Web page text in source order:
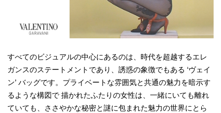
すべてのビジュアルの中心にあるのは、時代を超越するエレ
ガンスのステートメントであり、誘惑の象徴でもある ‘ヴェイ
ン’ バッグです。プライベートな雰囲気と共通の魅力を暗示す
るような構図で 描かれたふたりの女性は、一緒にいても離れ
ていても、ささやかな秘密と謎に包まれた魅力の世界にとら